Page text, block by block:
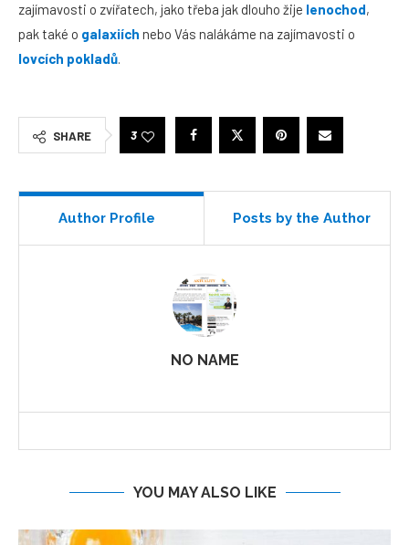
zajímavosti o zvířatech, jako třeba jak dlouho žije lenochod,
pak také o galaxiích nebo Vás nalákáme na zajímavosti o
lovcích pokladů.
SHARE 3
Author Profile Posts by the Author
NO NAME
YOU MAY ALSO LIKE